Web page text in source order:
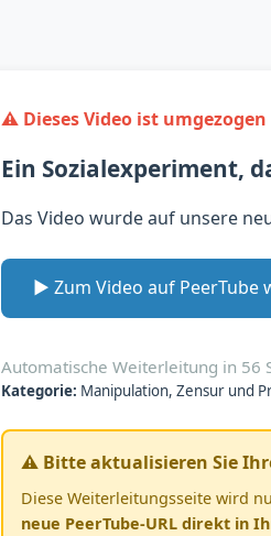
⚠️ Dieses Video ist umgezogen
Ein Sozialexperiment,
Das Video wurde auf unsere
▶️ Zum Video auf PeerTube
Automatische Weiterleitung in 56
Kategorie: Manipulation, Zensur und
⚠️ Bitte aktualisieren Sie
Diese Weiterleitungsseite wird
neue PeerTube-URL direkt in